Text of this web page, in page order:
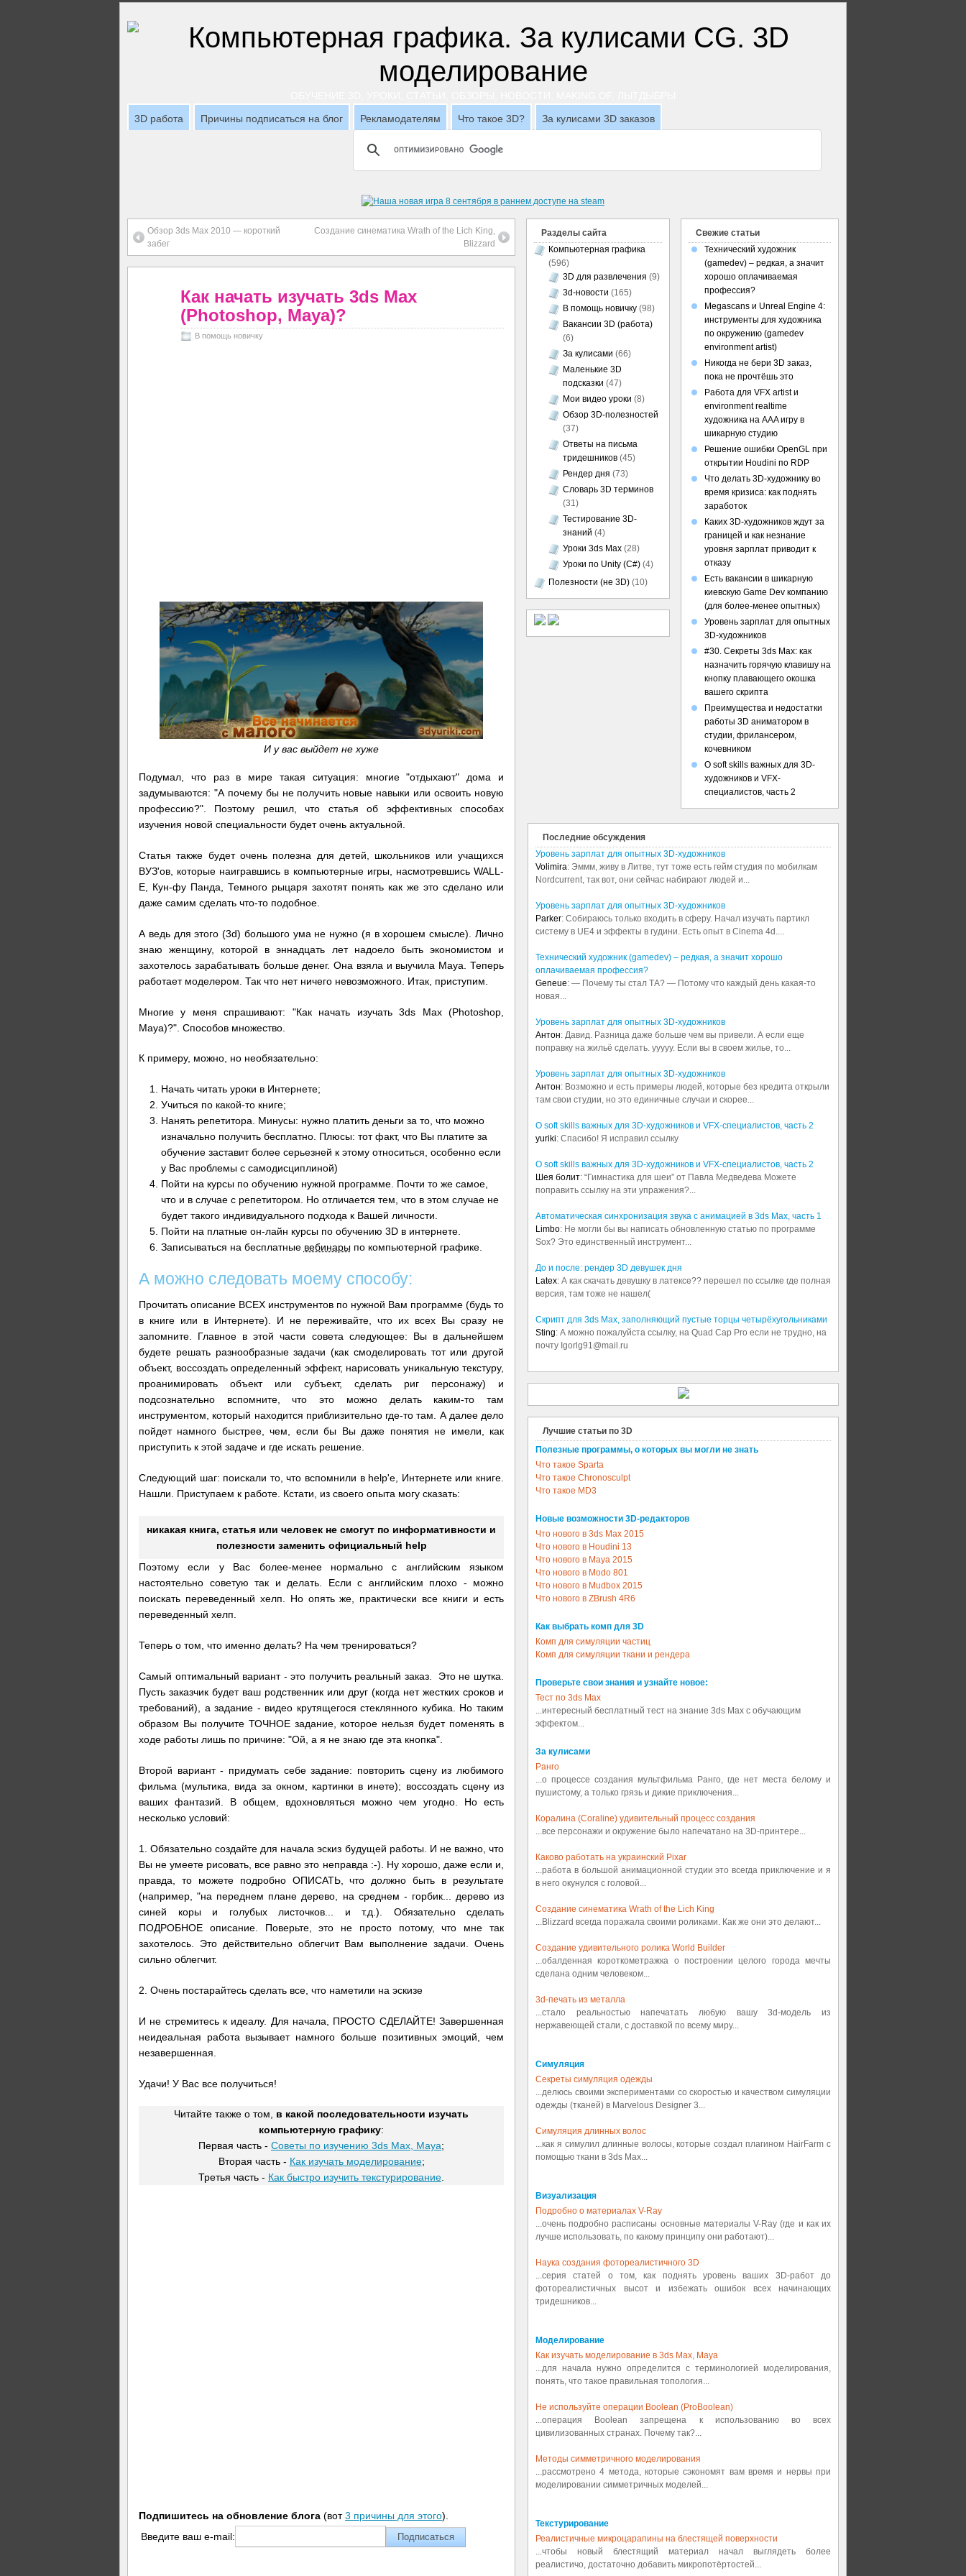
3D работа
Причины подписаться на блог Рекламодателям Что такое 3D? За кулисами 3D заказов
Обзор 3ds Max 2010 — короткий
забег
Создание синематика Wrath of the Lich King,
Blizzard
Как начать изучать 3ds Max
(Photoshop, Maya)?
В помощь новичку
И у вас выйдет не хуже
Подумал, что раз в мире такая ситуация: многие "отдыхают" дома и
задумываются: "А почему бы не получить новые навыки или освоить новую
профессию?". Поэтому решил, что статья об эффективных способах
изучения новой специальности будет очень актуальной.
Статья также будет очень полезна для детей, школьников или учащихся
ВУЗ'ов, которые наигравшись в компьютерные игры, насмотревшись WALL-
E, Кун-фу Панда, Темного рыцаря захотят понять как же это сделано или
даже самим сделать что-то подобное.
А ведь для этого (3d) большого ума не нужно (я в хорошем смысле). Лично
знаю женщину, которой в эннадцать лет надоело быть экономистом и
захотелось зарабатывать больше денег. Она взяла и выучила Maya. Теперь
работает моделером. Так что нет ничего невозможного. Итак, приступим.
Многие у меня спрашивают: "Как начать изучать 3ds Max (Photoshop,
Maya)?". Способов множество.
К примеру, можно, но необязательно:
Начать читать уроки в Интернете;
Учиться по какой-то книге;
Нанять репетитора. Минусы: нужно платить деньги за то, что можно
изначально получить бесплатно. Плюсы: тот факт, что Вы платите за
обучение заставит более серьезней к этому относиться, особенно если
у Вас проблемы с самодисциплиной)
Пойти на курсы по обучению нужной программе. Почти то же самое,
что и в случае с репетитором. Но отличается тем, что в этом случае не
будет такого индивидуального подхода к Вашей личности.
Пойти на платные он-лайн курсы по обучению 3D в интернете.
Записываться на бесплатные вебинарыпо компьютерной графике.
А можно следовать моему способу:
Прочитать описание ВСЕХ инструментов по нужной Вам программе (будь то
в книге или в Интернете). И не переживайте, что их всех Вы сразу не
запомните. Главное в этой части совета следующее: Вы в дальнейшем
будете решать разнообразные задачи (как смоделировать тот или другой
объект, воссоздать определенный эффект, нарисовать уникальную текстуру,
проанимировать объект или субъект, сделать риг персонажу) и
подсознательно вспомните, что это можно делать каким-то там
инструментом, который находится приблизительно где-то там. А далее дело
пойдет намного быстрее, чем, если бы Вы даже понятия не имели, как
приступить к этой задаче и где искать решение.
Следующий шаг: поискали то, что вспомнили в help'e, Интернете или книге.
Нашли. Приступаем к работе. Кстати, из своего опыта могу сказать:
никакая книга, статья или человек не смогут по информативности и
полезности заменить официальный help
Поэтому если у Вас более-менее нормально с английским языком
настоятельно советую так и делать. Если с английским плохо - можно
поискать переведенный хелп. Но опять же, практически все книги и есть
переведенный хелп.
Теперь о том, что именно делать? На чем тренироваться?
Самый оптимальный вариант - это получить реальный заказ. Это не шутка.
Пусть заказчик будет ваш родственник или друг (когда нет жестких сроков и
требований), а задание - видео крутящегося стеклянного кубика. Но таким
образом Вы получите ТОЧНОЕ задание, которое нельзя будет поменять в
ходе работы лишь по причине: "Ой, а я не знаю где эта кнопка".
Второй вариант - придумать себе задание: повторить сцену из любимого
фильма (мультика, вида за окном, картинки в инете); воссоздать сцену из
ваших фантазий. В общем, вдохновляться можно чем угодно. Но есть
несколько условий:
1. Обязательно создайте для начала эскиз будущей работы. И не важно, что
Вы не умеете рисовать, все равно это неправда :-). Ну хорошо, даже если и,
правда, то можете подробно ОПИСАТЬ, что должно быть в результате
(например, "на переднем плане дерево, на среднем - горбик... дерево из
синей коры и голубых листочков... и т.д.). Обязательно сделать
ПОДРОБНОЕ описание. Поверьте, это не просто потому, что мне так
захотелось. Это действительно облегчит Вам выполнение задачи. Очень
сильно облегчит.
2. Очень постарайтесь сделать все, что наметили на эскизе
И не стремитесь к идеалу. Для начала, ПРОСТО СДЕЛАЙТЕ! Завершенная
неидеальная работа вызывает намного больше позитивных эмоций, чем
незавершенная.
Удачи! У Вас все получиться!
Читайте также о том, в какой последовательности изучать
компьютерную графику:
Первая часть - Советы по изучению 3ds Max, Maya;
Вторая часть - Как изучать моделирование;
Третья часть - Как быстро изучить текстурирование.
Подпишитесь на обновление блога (вот3 причины для этого).
Введите ваш e-mail:
Свежие статьи
Технический художник
(gamedev) – редкая, а значит
хорошо оплачиваемая
профессия?
Megascans и Unreal Engine 4:
инструменты для художника
по окружению (gamedev
environment artist)
Никогда не бери 3D заказ,
пока не прочтёшь это
Работа для VFX artist и
environment realtime
художника на AAA игру в
шикарную студию
Решение ошибки OpenGL при
открытии Houdini по RDP
Что делать 3D-художнику во
время кризиса: как поднять
заработок
Каких 3D-художников ждут за
границей и как незнание
уровня зарплат приводит к
отказу
Есть вакансии в шикарную
киевскую Game Dev компанию
(для более-менее опытных)
Уровень зарплат для опытных
3D-художников
#30. Секреты 3ds Max: как
назначить горячую клавишу на
кнопку плавающего окошка
вашего скрипта
Преимущества и недостатки
работы 3D аниматором в
студии, фрилансером,
кочевником
О soft skills важных для 3D-
художников и VFX-
специалистов, часть 2
Разделы сайта
Компьютерная графика
(596)
3D для развлечения (9)
3d-новости (165)
В помощь новичку (98)
Вакансии 3D (работа)
(6)
За кулисами (66)
Маленькие 3D
подсказки (47)
Мои видео уроки (8)
Обзор 3D-полезностей
(37)
Ответы на письма
тридешников (45)
Рендер дня (73)
Словарь 3D терминов
(31)
Тестирование 3D-
знаний (4)
Уроки 3ds Max (28)
Уроки по Unity (C#) (4)
Полезности (не 3D) (10)
Последние обсуждения
Уровень зарплат для опытных 3D-художников
Volimira: Эммм, живу в Литве, тут тоже есть гейм студия по мобилкам
Nordcurrent, так вот, они сейчас набирают людей и...
Уровень зарплат для опытных 3D-художников
Parker: Собираюсь только входить в сферу. Начал изучать партикл
систему в UE4 и эффекты в гудини. Есть опыт в Cinema 4d....
Технический художник (gamedev) – редкая, а значит хорошо
оплачиваемая профессия?
Geneue: — Почему ты стал ТА? — Потому что каждый день какая-то
новая...
Уровень зарплат для опытных 3D-художников
Антон: Давид. Разница даже больше чем вы привели. А если еще
поправку на жильё сделать. ууууу. Если вы в своем жилье, то...
Уровень зарплат для опытных 3D-художников
Антон: Возможно и есть примеры людей, которые без кредита открыли
там свои студии, но это единичные случаи и скорее...
О soft skills важных для 3D-художников и VFX-специалистов, часть 2
yuriki: Спасибо! Я исправил ссылку
О soft skills важных для 3D-художников и VFX-специалистов, часть 2
Шея болит: “Гимнастика для шеи” от Павла Медведева Можете
поправить ссылку на эти упражения?...
Автоматическая синхронизация звука с анимацией в 3ds Max, часть 1
Limbo: Не могли бы вы написать обновленную статью по программе
Sox? Это единственный инструмент...
До и после: рендер 3D девушек дня
Latex: А как скачать девушку в латексе?? перешел по ссылке где полная
версия, там тоже не нашел(
Скрипт для 3ds Max, заполняющий пустые торцы четырёхугольниками
Sting: А можно пожалуйста ссылку, на Quad Cap Pro если не трудно, на
почту Igorlg91@mail.ru
Лучшие статьи по 3D
Полезные программы, о которых вы могли не знать
Что такое Sparta
Что такое Chronosculpt
Что такое MD3
Новые возможности 3D-редакторов
Что нового в 3ds Max 2015
Что нового в Houdini 13
Что нового в Maya 2015
Что нового в Modo 801
Что нового в Mudbox 2015
Что нового в ZBrush 4R6
Как выбрать комп для 3D
Комп для симуляции частиц
Комп для симуляции ткани и рендера
Проверьте свои знания и узнайте новое:
Тест по 3ds Max
...интересный бесплатный тест на знание 3ds Max с обучающим
эффектом...
За кулисами
Ранго
...о процессе создания мультфильма Ранго, где нет места белому и
пушистому, а только грязь и дикие приключения...
Коралина (Coraline) удивительный процесс создания
...все персонажи и окружение было напечатано на 3D-принтере...
Каково работать на украинский Pixar
...работа в большой анимационной студии это всегда приключение и я
в него окунулся с головой...
Создание синематика Wrath of the Lich King
...Blizzard всегда поражала своими роликами. Как же они это делают...
Создание удивительного ролика World Builder
...обалденная короткометражка о построении целого города мечты
сделана одним человеком...
3d-печать из металла
...стало реальностью напечатать любую вашу 3d-модель из
нержавеющей стали, с доставкой по всему миру...
Симуляция
Секреты симуляция одежды
...делюсь своими экспериментами со скоростью и качеством симуляции
одежды (тканей) в Marvelous Designer 3...
Симуляция длинных волос
...как я симулил длинные волосы, которые создал плагином HairFarm с
помощью ткани в 3ds Max...
Визуализация
Подробно о материалах V-Ray
...очень подробно расписаны основные материалы V-Ray (где и как их
лучше использовать, по какому принципу они работают)...
Наука создания фотореалистичного 3D
...серия статей о том, как поднять уровень ваших 3D-работ до
фотореалистичных высот и избежать ошибок всех начинающих
тридешников...
Моделирование
Как изучать моделирование в 3ds Max, Maya
...для начала нужно определится с терминологией моделирования,
понять, что такое правильная топология...
Не используйте операции Boolean (ProBoolean)
...операция Boolean запрещена к использованию во всех
цивилизованных странах. Почему так?...
Методы симметричного моделирования
...рассмотрено 4 метода, которые сэкономят вам время и нервы при
моделировании симметричных моделей...
Текстурирование
Реалистичные микроцарапины на блестящей поверхности
...чтобы новый блестящий материал начал выглядеть более
реалистичо, достаточно добавить микропотёртостей...